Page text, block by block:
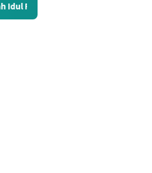
Hati: Kumpulan Materi